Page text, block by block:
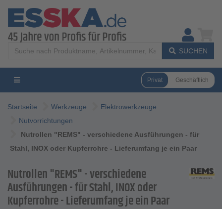
SUCHEN
Privat Geschäftlich
Startseite Werkzeuge
Elektrowerkzeuge
Nutvorrichtungen
Nutrollen "REMS" - verschiedene Ausführungen - für
Stahl, INOX oder Kupferrohre - Lieferumfang je ein Paar
Nutrollen "REMS" - verschiedene
Ausführungen - für Stahl, INOX oder
Kupferrohre - Lieferumfang je ein Paar